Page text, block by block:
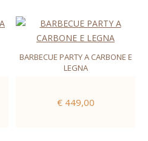
BARBECUE PARTY A CARBONE E
LEGNA
€ 449,00